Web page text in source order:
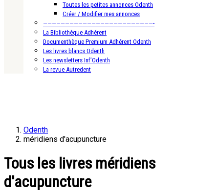
Toutes les petites annonces Odenth
Créer / Modifier mes annonces
—————————————————————————-
La Bibliothèque Adhérent
Documenthèque Premium Adhérent Odenth
Les livres blancs Odenth
Les newsletters Inf’Odenth
La revue Autredent
Odenth
méridiens d'acupuncture
Tous les livres méridiens
d'acupuncture